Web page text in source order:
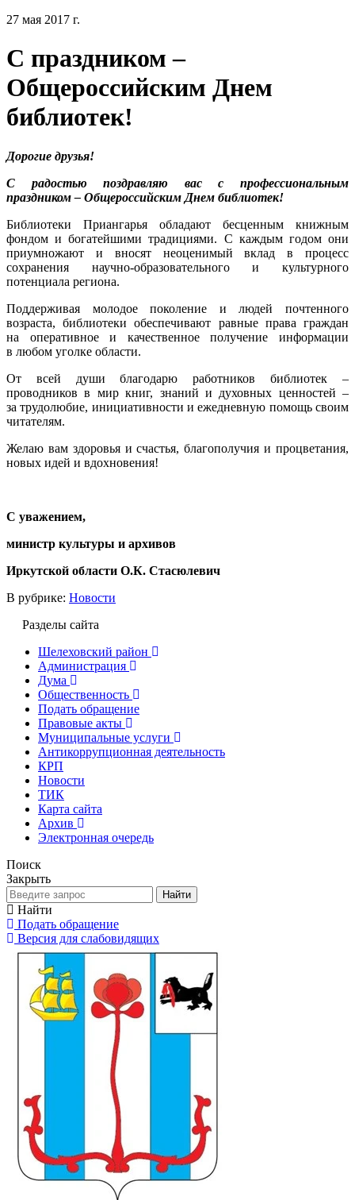
27 мая 2017 г.
C праздником –
Общероссийским Днем
библиотек!
Дорогие друзья!
С радостью поздравляю вас с профессиональным
праздником – Общероссийским Днем библиотек!
Библиотеки Приангарья обладают бесценным книжным
фондом и богатейшими традициями. С каждым годом они
приумножают и вносят неоценимый вклад в процесс
сохранения научно-образовательного и культурного
потенциала региона.
Поддерживая молодое поколение и людей почтенного
возраста, библиотеки обеспечивают равные права граждан
на оперативное и качественное получение информации
в любом уголке области.
От всей души благодарю работников библиотек –
проводников в мир книг, знаний и духовных ценностей –
за трудолюбие, инициативности и ежедневную помощь своим
читателям.
Желаю вам здоровья и счастья, благополучия и процветания,
новых идей и вдохновения!
С уважением,
министр культуры и архивов
Иркутской области О.К. Стасюлевич
В рубрике: Новости
Разделы сайта
Шелеховский район
Администрация
Дума
Общественность
Подать обращение
Правовые акты
Муниципальные услуги
Антикоррупционная деятельность
КРП
Новости
ТИК
Карта сайта
Архив
Электронная очередь
Поиск
Закрыть
Найти
Найти
Подать обращение
Версия для слабовидящих